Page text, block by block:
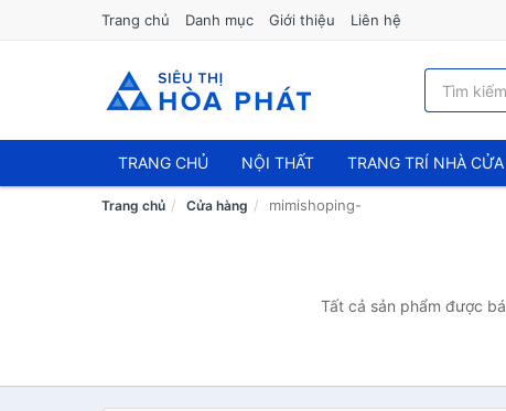
Trang chủ Danh mục Giới thiệu Liên hệ
TRANG CHỦ NỘI THẤT TRANG TRÍ NHÀ CỬA
Trang chủ Cửa hàng mimishoping-
Tất cả sản phẩm được